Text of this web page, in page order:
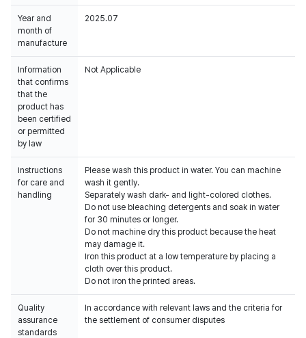
Year and
month of
manufacture
2025.07
Information
that confirms
that the
product has
been certified
or permitted
by law
Not Applicable
Instructions
for care and
handling
Please wash this product in water. You can machine
wash it gently.
Separately wash dark- and light-colored clothes.
Do not use bleaching detergents and soak in water
for 30 minutes or longer.
Do not machine dry this product because the heat
may damage it.
Iron this product at a low temperature by placing a
cloth over this product.
Do not iron the printed areas.
Quality
assurance
standards
In accordance with relevant laws and the criteria for
the settlement of consumer disputes